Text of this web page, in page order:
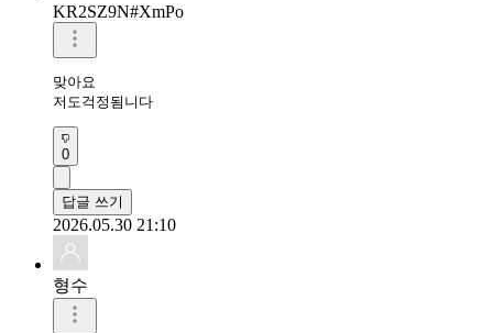
KR2SZ9N#XmPo
맞아요
저도걱정됨니다
0
답글 쓰기
2026.05.30 21:10
형수